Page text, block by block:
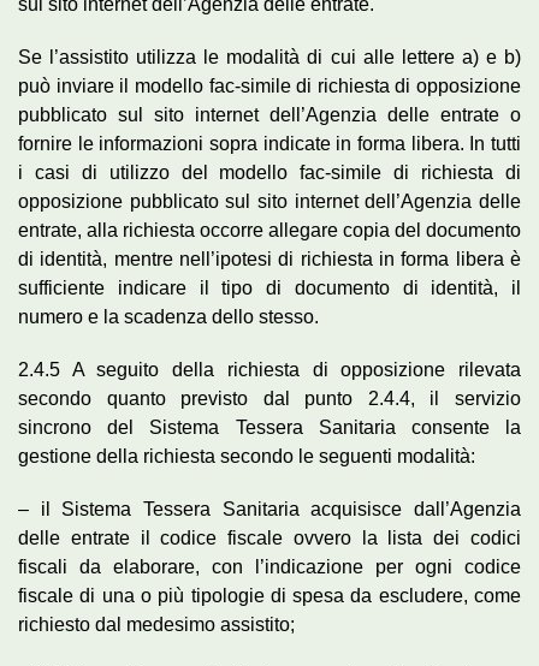
sul sito internet dell’Agenzia delle entrate.
Se l’assistito utilizza le modalità di cui alle lettere a) e b)
può inviare il modello fac-simile di richiesta di opposizione
pubblicato sul sito internet dell’Agenzia delle entrate o
fornire le informazioni sopra indicate in forma libera. In tutti
i casi di utilizzo del modello fac-simile di richiesta di
opposizione pubblicato sul sito internet dell’Agenzia delle
entrate, alla richiesta occorre allegare copia del documento
di identità, mentre nell’ipotesi di richiesta in forma libera è
sufficiente indicare il tipo di documento di identità, il
numero e la scadenza dello stesso.
2.4.5 A seguito della richiesta di opposizione rilevata
secondo quanto previsto dal punto 2.4.4, il servizio
sincrono del Sistema Tessera Sanitaria consente la
gestione della richiesta secondo le seguenti modalità:
– il Sistema Tessera Sanitaria acquisisce dall’Agenzia
delle entrate il codice fiscale ovvero la lista dei codici
fiscali da elaborare, con l’indicazione per ogni codice
fiscale di una o più tipologie di spesa da escludere, come
richiesto dal medesimo assistito;